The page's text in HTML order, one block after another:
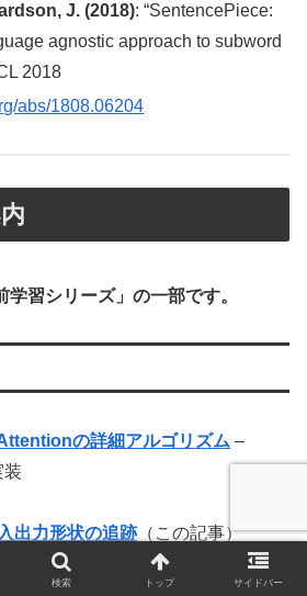
J. (2018): “SentencePiece:
agnostic approach to subword
2018
abs/1808.06204
習シリーズ」の一部です。
の詳細アルゴリズム –
装
出力形状の追跡（この記事）
の詳細アルゴリズム
（次の記
検索 トップ サイドバー